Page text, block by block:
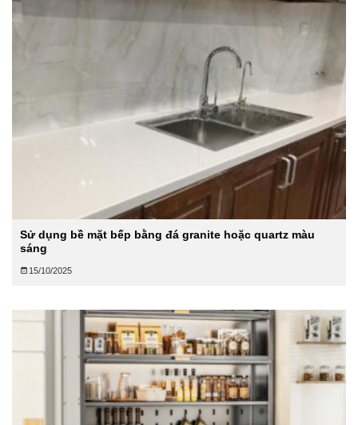
Sử dụng bề mặt bếp bằng đá granite hoặc quartz màu
sáng
15/10/2025